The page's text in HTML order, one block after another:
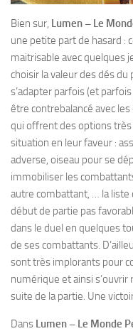
Bien sur, Lumen – Le
une petite part de hasard :
maitrisable avec quelques
choisir la valeur des dés
s’adapter parfois (et
être contrebalancé avec
qui offrent des options
situation en leur faveur :
adverse, oiseau pour se
immobiliser les
autre combattant, … la liste
début de partie pas
dans le duel en quelques
de ses combattants.
sont très implorants pour
numérique et ainsi
suite de la partie. Une
Dans Lumen – Le Monde